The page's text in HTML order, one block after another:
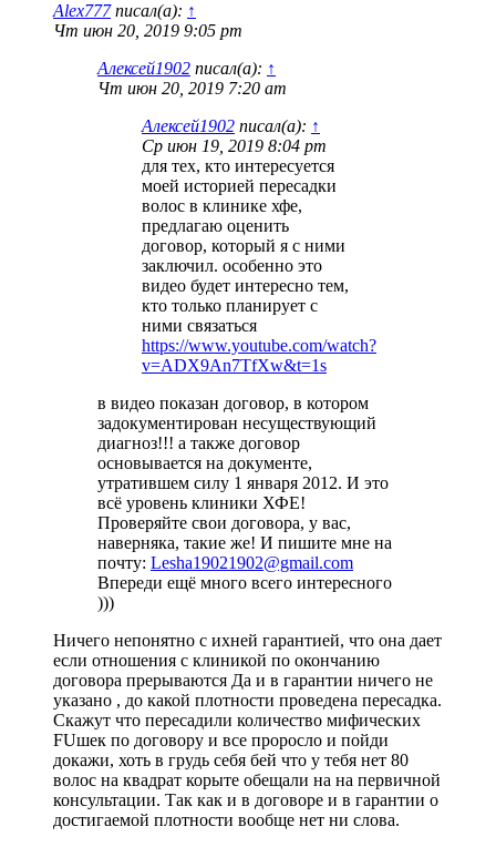
Alex777писал(а): ↑
Чт июн 20, 2019 9:05 pm
Алексей1902 писал(а): ↑
Чт июн 20, 2019 7:20 am
Алексей1902 писал(а): ↑
Ср июн 19, 2019 8:04 pm
для тех, кто интересуется
моей историей пересадки
волос в клинике хфе,
предлагаю оценить
договор, который я с ними
заключил. особенно это
видео будет интересно тем,
кто только планирует с
ними связаться
https://www.youtube.com/watch?
v=ADX9An7TfXw&t=1s
в видео показан договор, в котором
задокументирован несуществующий
диагноз!!! а также договор
основывается на документе,
утратившем силу 1 января 2012. И это
всё уровень клиники ХФЕ!
Проверяйте свои договора, у вас,
наверняка, такие же! И пишите мне на
почту: Lesha19021902@gmail.com
Впереди ещё много всего интересного
)))
Ничего непонятно с ихней гарантией, что она дает
если отношения с клиникой по окончанию
договора прерываются Да и в гарантии ничего не
указано , до какой плотности проведена пересадка.
Скажут что пересадили количество мифических
FUшек по договору и все проросло и пойди
докажи, хоть в грудь себя бей что у тебя нет 80
волос на квадрат корыте обещали на на первичной
консультации. Так как и в договоре и в гарантии о
достигаемой плотности вообще нет ни слова.